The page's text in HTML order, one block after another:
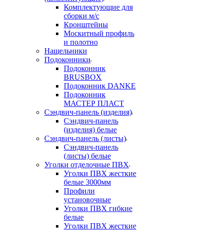
Комплектующие для
сборки м/с
Кронштейны
Москитный профиль
и полотно
Нащельники
Подоконники
Подоконник
BRUSBOX
Подоконник DANKE
Подоконник
МАСТЕР ПЛАСТ
Сэндвич-панель (изделия)
Сэндвич-панель
(изделия) белые
Сэндвич-панель (листы)
Сэндвич-панель
(листы) белые
Уголки отделочные ПВХ
Уголки ПВХ жесткие
белые 3000мм
Профили
установочные
Уголки ПВХ гибкие
белые
Уголки ПВХ жесткие